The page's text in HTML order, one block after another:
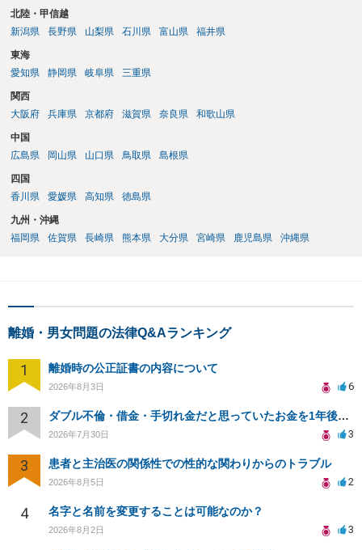
北陸・甲信越
新潟県
長野県 山梨県 石川県 富山県 福井県
東海
愛知県
静岡県 岐阜県 三重県
関西
大阪府
兵庫県 京都府 滋賀県 奈良県 和歌山県
中国
広島県
岡山県 山口県 鳥取県 島根県
四国
香川県
愛媛県 高知県 徳島県
九州・沖縄
福岡県
佐賀県 長崎県 熊本県 大分県 宮崎県 鹿児島県 沖縄県
離婚・男女問題の法律Q&Aランキング
1 離婚時の公正証書の内容について
2026年8月3日 6
2 ダブル不倫・借金・手切れ金だと思っていたお金を1年後いまさら脅迫罪として通知書が来てまとめて請求
2026年7月30日 3
3 患者と主治医の関係性での性的な関わりからのトラブル
2026年8月5日 2
4 名字と名前を変更することは可能なのか？
2026年8月2日 3